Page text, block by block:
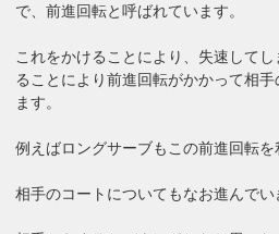
で、前進回転と呼ばれています。
これをかけることにより、失速して
ることにより前進回転がかかって相
ます。
例えばロングサーブもこの前進回転を
相手のコートについてもなお進んでい